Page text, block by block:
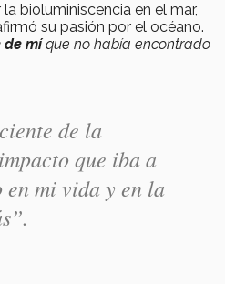
bioluminiscencia en el mar,
su pasión por el océano.
de míque no había encontrado
de la
que iba a
en mi vida y en la